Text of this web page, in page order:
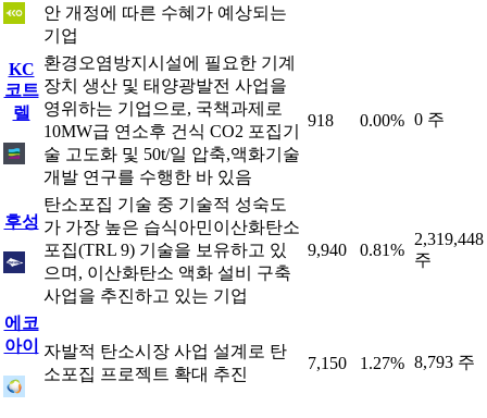
안 개정에 따른 수혜가 예상되는
기업
KC
코트
렐
환경오염방지시설에 필요한 기계
장치 생산 및 태양광발전 사업을
영위하는 기업으로, 국책과제로
10MW급 연소후 건식 CO2 포집기
술 고도화 및 50t/일 압축,액화기술
개발 연구를 수행한 바 있음
918 0.00% 0 주
후성
탄소포집 기술 중 기술적 성숙도
가 가장 높은 습식아민이산화탄소
포집(TRL 9) 기술을 보유하고 있
으며, 이산화탄소 액화 설비 구축
사업을 추진하고 있는 기업
9,940 0.81%
2,319,448
주
에코
아이
자발적 탄소시장 사업 설계로 탄
소포집 프로젝트 확대 추진
7,150 1.27% 8,793 주